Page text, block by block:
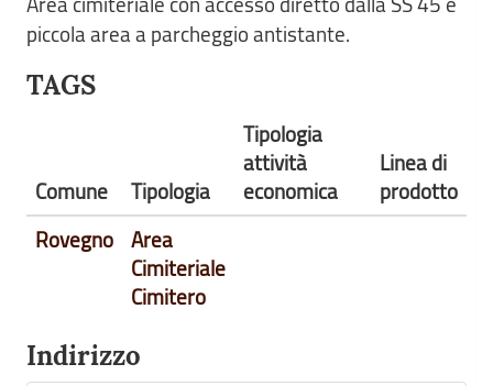
piccola area a parcheggio antistante.
TAGS
Comune Tipologia
Tipologia
attività
economica
Linea di
prodotto
Rovegno
Area
Cimiteriale
Cimitero
Indirizzo